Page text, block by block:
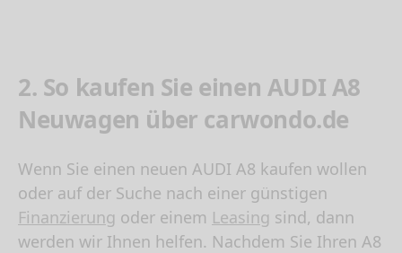
2. So kaufen Sie einen AUDI A8
Neuwagen über carwondo.de
Wenn Sie einen neuen AUDI A8 kaufen wollen
oder auf der Suche nach einer günstigen
Finanzierung oder einem Leasing sind, dann
werden wir Ihnen helfen. Nachdem Sie Ihren A8